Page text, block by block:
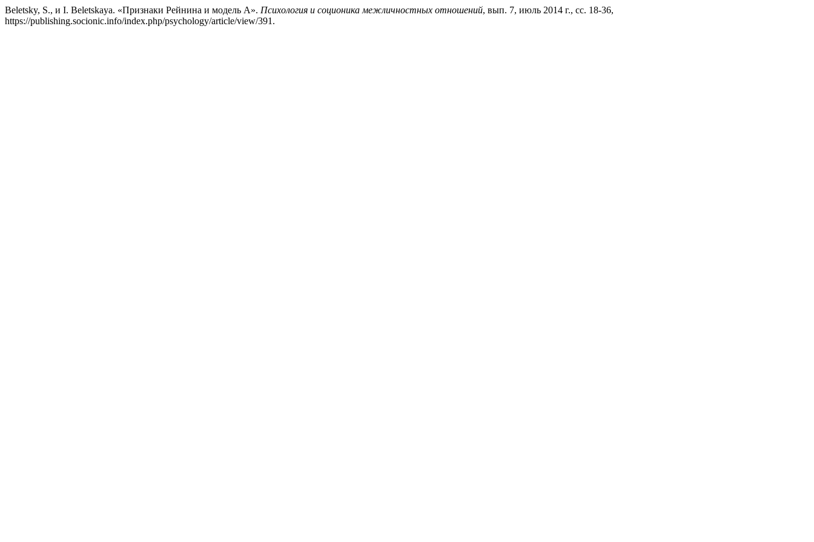
Beletsky, S., и I. Beletskaya. «Признаки Рейнина и модель А». Психология и соционика межличностных отношений, вып. 7, июль 2014 г., сс. 18-36,
https://publishing.socionic.info/index.php/psychology/article/view/391.